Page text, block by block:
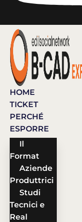
HOME
TICKET
PERCHÉ
ESPORRE
Il
Format
Aziende
Produttrici
Studi
Tecnici e
Real